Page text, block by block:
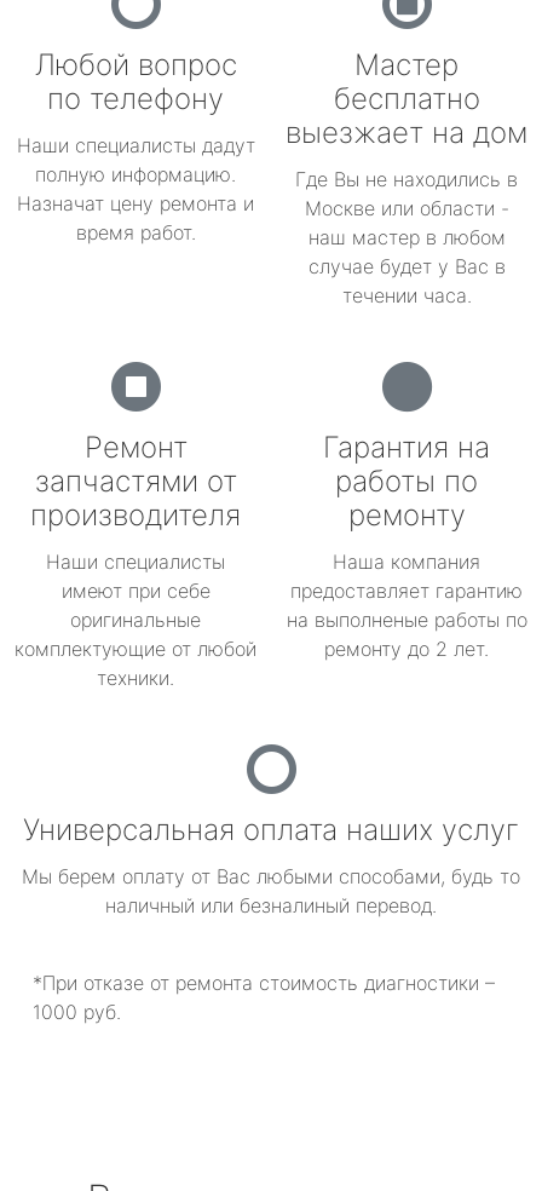
Любой вопрос
по телефону
Наши специалисты дадут
полную информацию.
Назначат цену ремонта и
время работ.
Мастер
бесплатно
выезжает на дом
Где Вы не находились в
Москве или области -
наш мастер в любом
случае будет у Вас в
течении часа.
Ремонт
запчастями от
производителя
Наши специалисты
имеют при себе
оригинальные
комплектующие от любой
техники.
Гарантия на
работы по
ремонту
Наша компания
предоставляет гарантию
на выполненые работы по
ремонту до 2 лет.
Универсальная оплата наших услуг
Мы берем оплату от Вас любыми способами, будь то
наличный или безналиный перевод.
*При отказе от ремонта стоимость диагностики –
1000 руб.